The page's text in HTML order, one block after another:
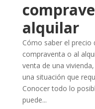
alquilar
Cómo saber el precio
compraventa o al
venta de una
una situación que
Conocer todo lo
puede...